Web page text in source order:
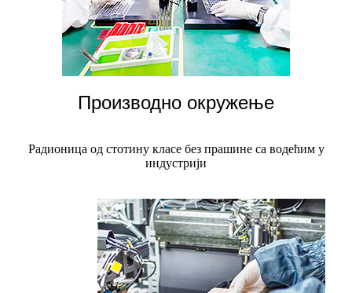
Производно окружење
Радионица од стотину класе без прашине са водећим у
индустрији